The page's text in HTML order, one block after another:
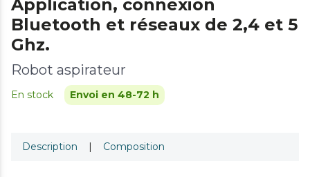
Application, connexion
Bluetooth et réseaux de 2,4 et 5
Ghz.
Robot aspirateur
En stock Envoi en 48-72 h
Description | Composition